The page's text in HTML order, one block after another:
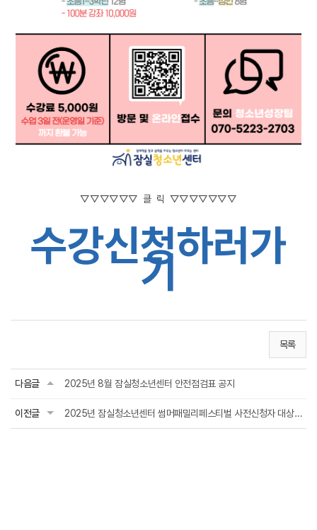
▽▽▽▽▽▽ 클 릭 ▽▽▽▽▽▽▽
수강신청하러가
기
목록
다음글 2025년 8월 잠실청소년센터 안전점검표 공지
이전글 2025년 잠실청소년센터 썸머패밀리페스티벌 사전신청자 대상 안내문